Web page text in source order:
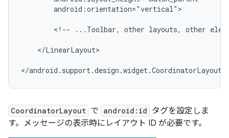
android:orientation="vertical">
<!-- ...Toolbar, other layouts, other
</LinearLayout>
</android.support.design.widget.CoordinatorLayout>
CoordinatorLayout で android:id タグを設定しま
す。メッセージの表示時にレイアウト ID が必要です。